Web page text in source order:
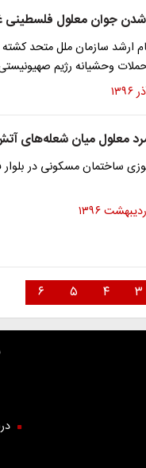
جوان معلول فلسطینی
ارشد سازمان ملل متحد
وحشیانه رژیم
معلول میان شعله‌های
ساختمان مسکونی در بلوار
۳ ۴ ۵ ۶